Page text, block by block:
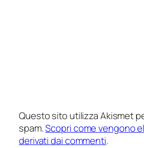
Questo sito utilizza Akismet
spam.Scopri come vengono
derivati dai commenti.